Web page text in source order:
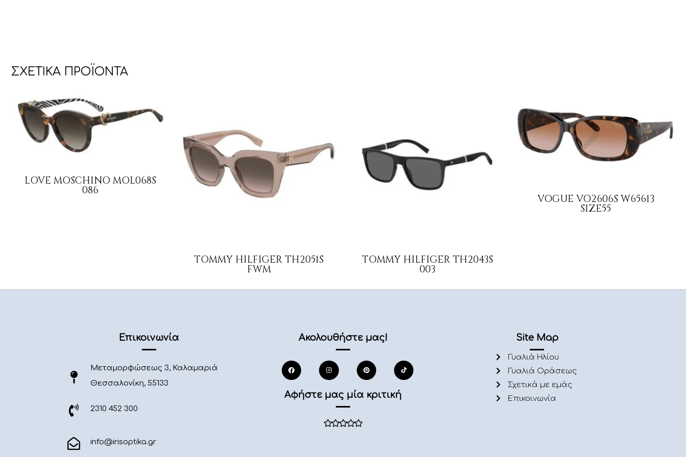
ΣΧΕΤΙΚΆ ΠΡΟΪΌΝΤΑ
LOVE MOSCHINO MOL068S
086
TOMMY HILFIGER TH2051S
FWM
TOMMY HILFIGER TH2043S
003
VOGUE VO2606S W65613
SIZE55
Επικοινωνία
Μεταμορφώσεως 3, Καλαμαριά
Θεσσαλονίκη, 55133
2310 452 300
info@irisoptika.gr
Ακολουθήστε μας!
Αφήστε μας μία κριτική
Site Map
Γυαλιά Ηλίου
Γυαλιά Οράσεως
Σχετικά με εμάς
Επικοινωνία